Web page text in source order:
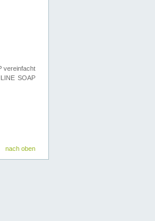
vereinfacht
SOAP
nach oben